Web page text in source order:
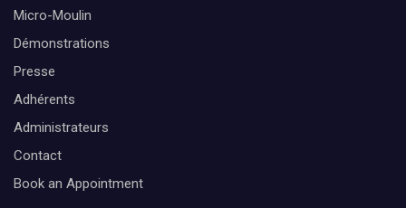
Micro-Moulin
Démonstrations
Presse
Adhérents
Administrateurs
Contact
Book an Appointment